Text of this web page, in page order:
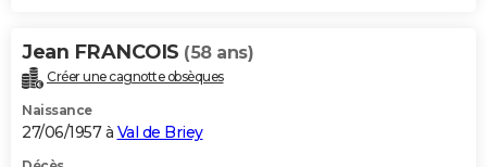
Jean FRANCOIS (58 ans)
Créer une cagnotte obsèques
Naissance
27/06/1957 à Val de Briey